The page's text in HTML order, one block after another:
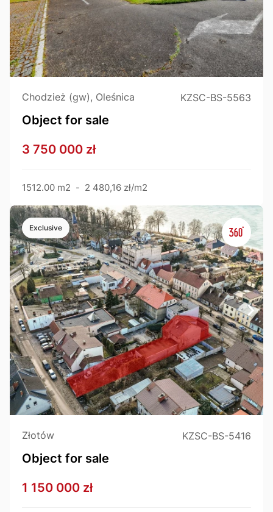
Chodzież (gw), Oleśnica KZSC-BS-5563
Object for sale
3 750 000 zł
1512.00 m2 - 2 480,16 zł/m2
Exclusive
Złotów KZSC-BS-5416
Object for sale
1 150 000 zł